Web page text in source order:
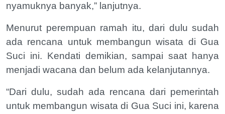
nyamuknya banyak,” lanjutnya.
Menurut perempuan ramah itu, dari dulu sudah
ada rencana untuk membangun wisata di Gua
Suci ini. Kendati demikian, sampai saat hanya
menjadi wacana dan belum ada kelanjutannya.
“Dari dulu, sudah ada rencana dari pemerintah
untuk membangun wisata di Gua Suci ini, karena